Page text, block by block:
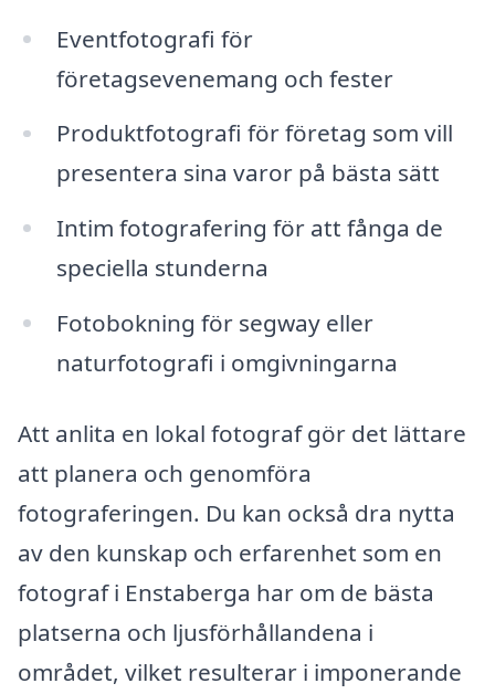
Eventfotografi för
företagsevenemang och fester
Produktfotografi för företag som vill
presentera sina varor på bästa sätt
Intim fotografering för att fånga de
speciella stunderna
Fotobokning för segway eller
naturfotografi i omgivningarna
Att anlita en lokal fotograf gör det lättare
att planera och genomföra
fotograferingen. Du kan också dra nytta
av den kunskap och erfarenhet som en
fotograf i Enstaberga har om de bästa
platserna och ljusförhållandena i
området, vilket resulterar i imponerande